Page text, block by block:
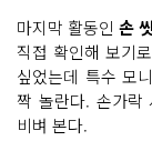
마지막 활동인 손
직접 확인해 보기
싶었는데 특수 모
짝 놀란다. 손가락
비벼 본다.